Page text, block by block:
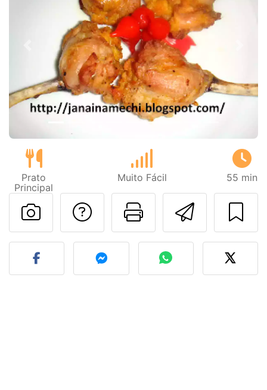
Anterior
Prato
Principal
Muito Fácil 55 min
Imprima
Falar com o autor
Fez esta receita?